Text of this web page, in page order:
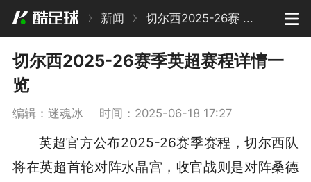
新闻 切尔西2025-26赛 ...
切尔西2025-26赛季英超赛程详情一
览
编辑：迷魂冰 时间：2025-06-18 17:27
英超官方公布2025-26赛季赛程，切尔西队
将在英超首轮对阵水晶宫，收官战则是对阵桑德